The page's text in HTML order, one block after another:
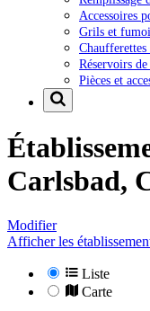
Accessoires
Grils et
Réservoirs
Pièces et
Carlsbad,
Modifier
Afficher les
Liste
Carte